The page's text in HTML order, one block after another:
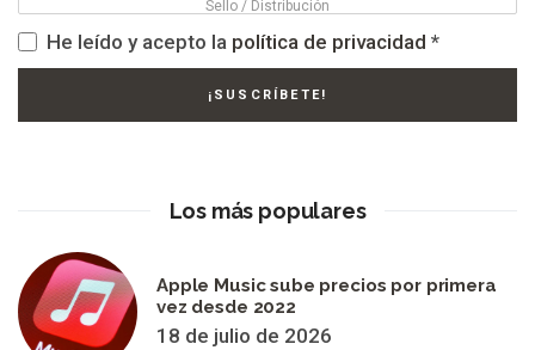
He leído y acepto la política de privacidad *
Los más populares
Apple Music sube precios por primera
vez desde 2022
18 de julio de 2026